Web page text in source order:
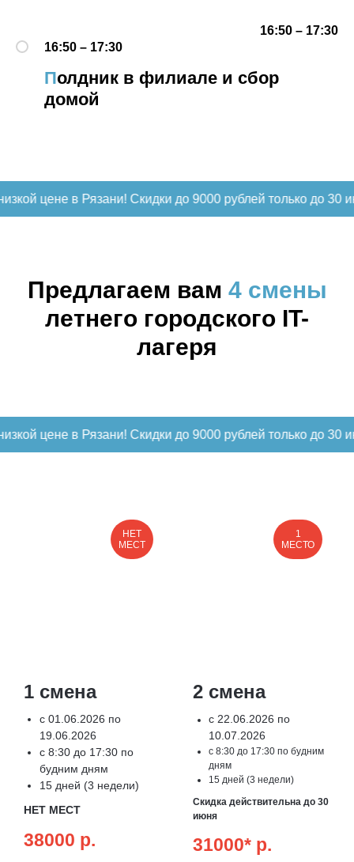
16:50 – 17:30
16:50 – 17:30
Полдник в филиале и сбор
домой
в Рязани! Скидки до 9000 рублей только до 30 июня!
Предлагаем вам 4 смены
летнего городского IT-
лагеря
в Рязани! Скидки до 9000 рублей только до 30 июня!
НЕТ
МЕСТ
1 смена
с 01.06.2026 по
19.06.2026
с 8:30 до 17:30 по
будним дням
15 дней (3 недели)
НЕТ МЕСТ
38000 р.
1
МЕСТО
2 смена
с 22.06.2026 по
10.07.2026
с 8:30 до 17:30 по будним
дням
15 дней (3 недели)
Скидка действительна до 30
июня
31000* р.